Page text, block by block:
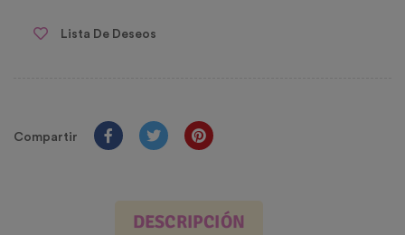
Lista De Deseos
Compartir
DESCRIPCIÓN